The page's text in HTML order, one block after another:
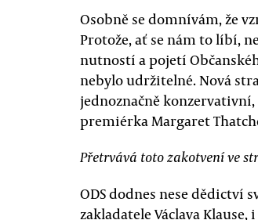
Osobně se domnívám, že
Protože, ať se nám to líbí,
nutností a pojetí
nebylo udržitelné. Nová
jednoznačně
premiérka Margaret
Přetrvává toto zakotvení ve
ODS dodnes nese dědictví
zakladatele Václava Klause,